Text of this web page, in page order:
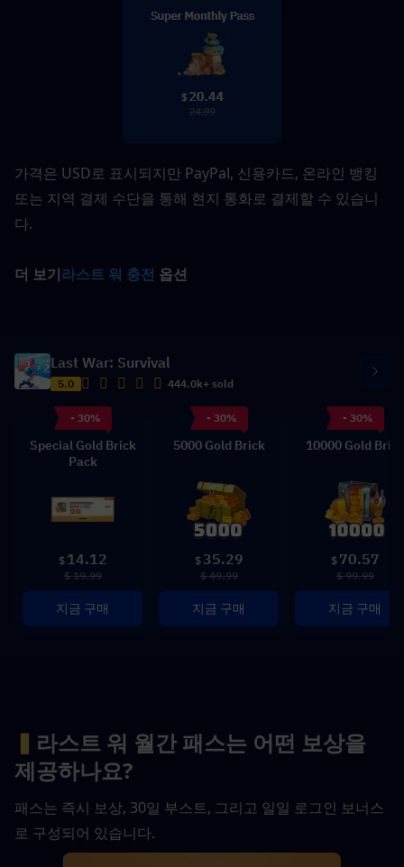
가격은 USD로 표시되지만 PayPal, 신용카드, 온라인 뱅킹
또는 지역 결제 수단을 통해 현지 통화로 결제할 수 있습니
다.
더 보기라스트 워 충전 옵션
Last War: Survival
5.0 444.0k+ sold
- 30%
Special Gold Brick
Pack
$ 14.12
$ 19.99
지금 구매
- 30%
5000 Gold Brick
$ 35.29
$ 49.99
지금 구매
- 30%
10000 Gold Brick
$ 70.57
$ 99.99
지금 구매
▍ 라스트 워 월간 패스는 어떤 보상을
제공하나요?
패스는 즉시 보상, 30일 부스트, 그리고 일일 로그인 보너스
로 구성되어 있습니다.